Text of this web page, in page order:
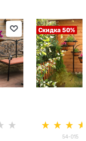
Скидка 50%
54-015